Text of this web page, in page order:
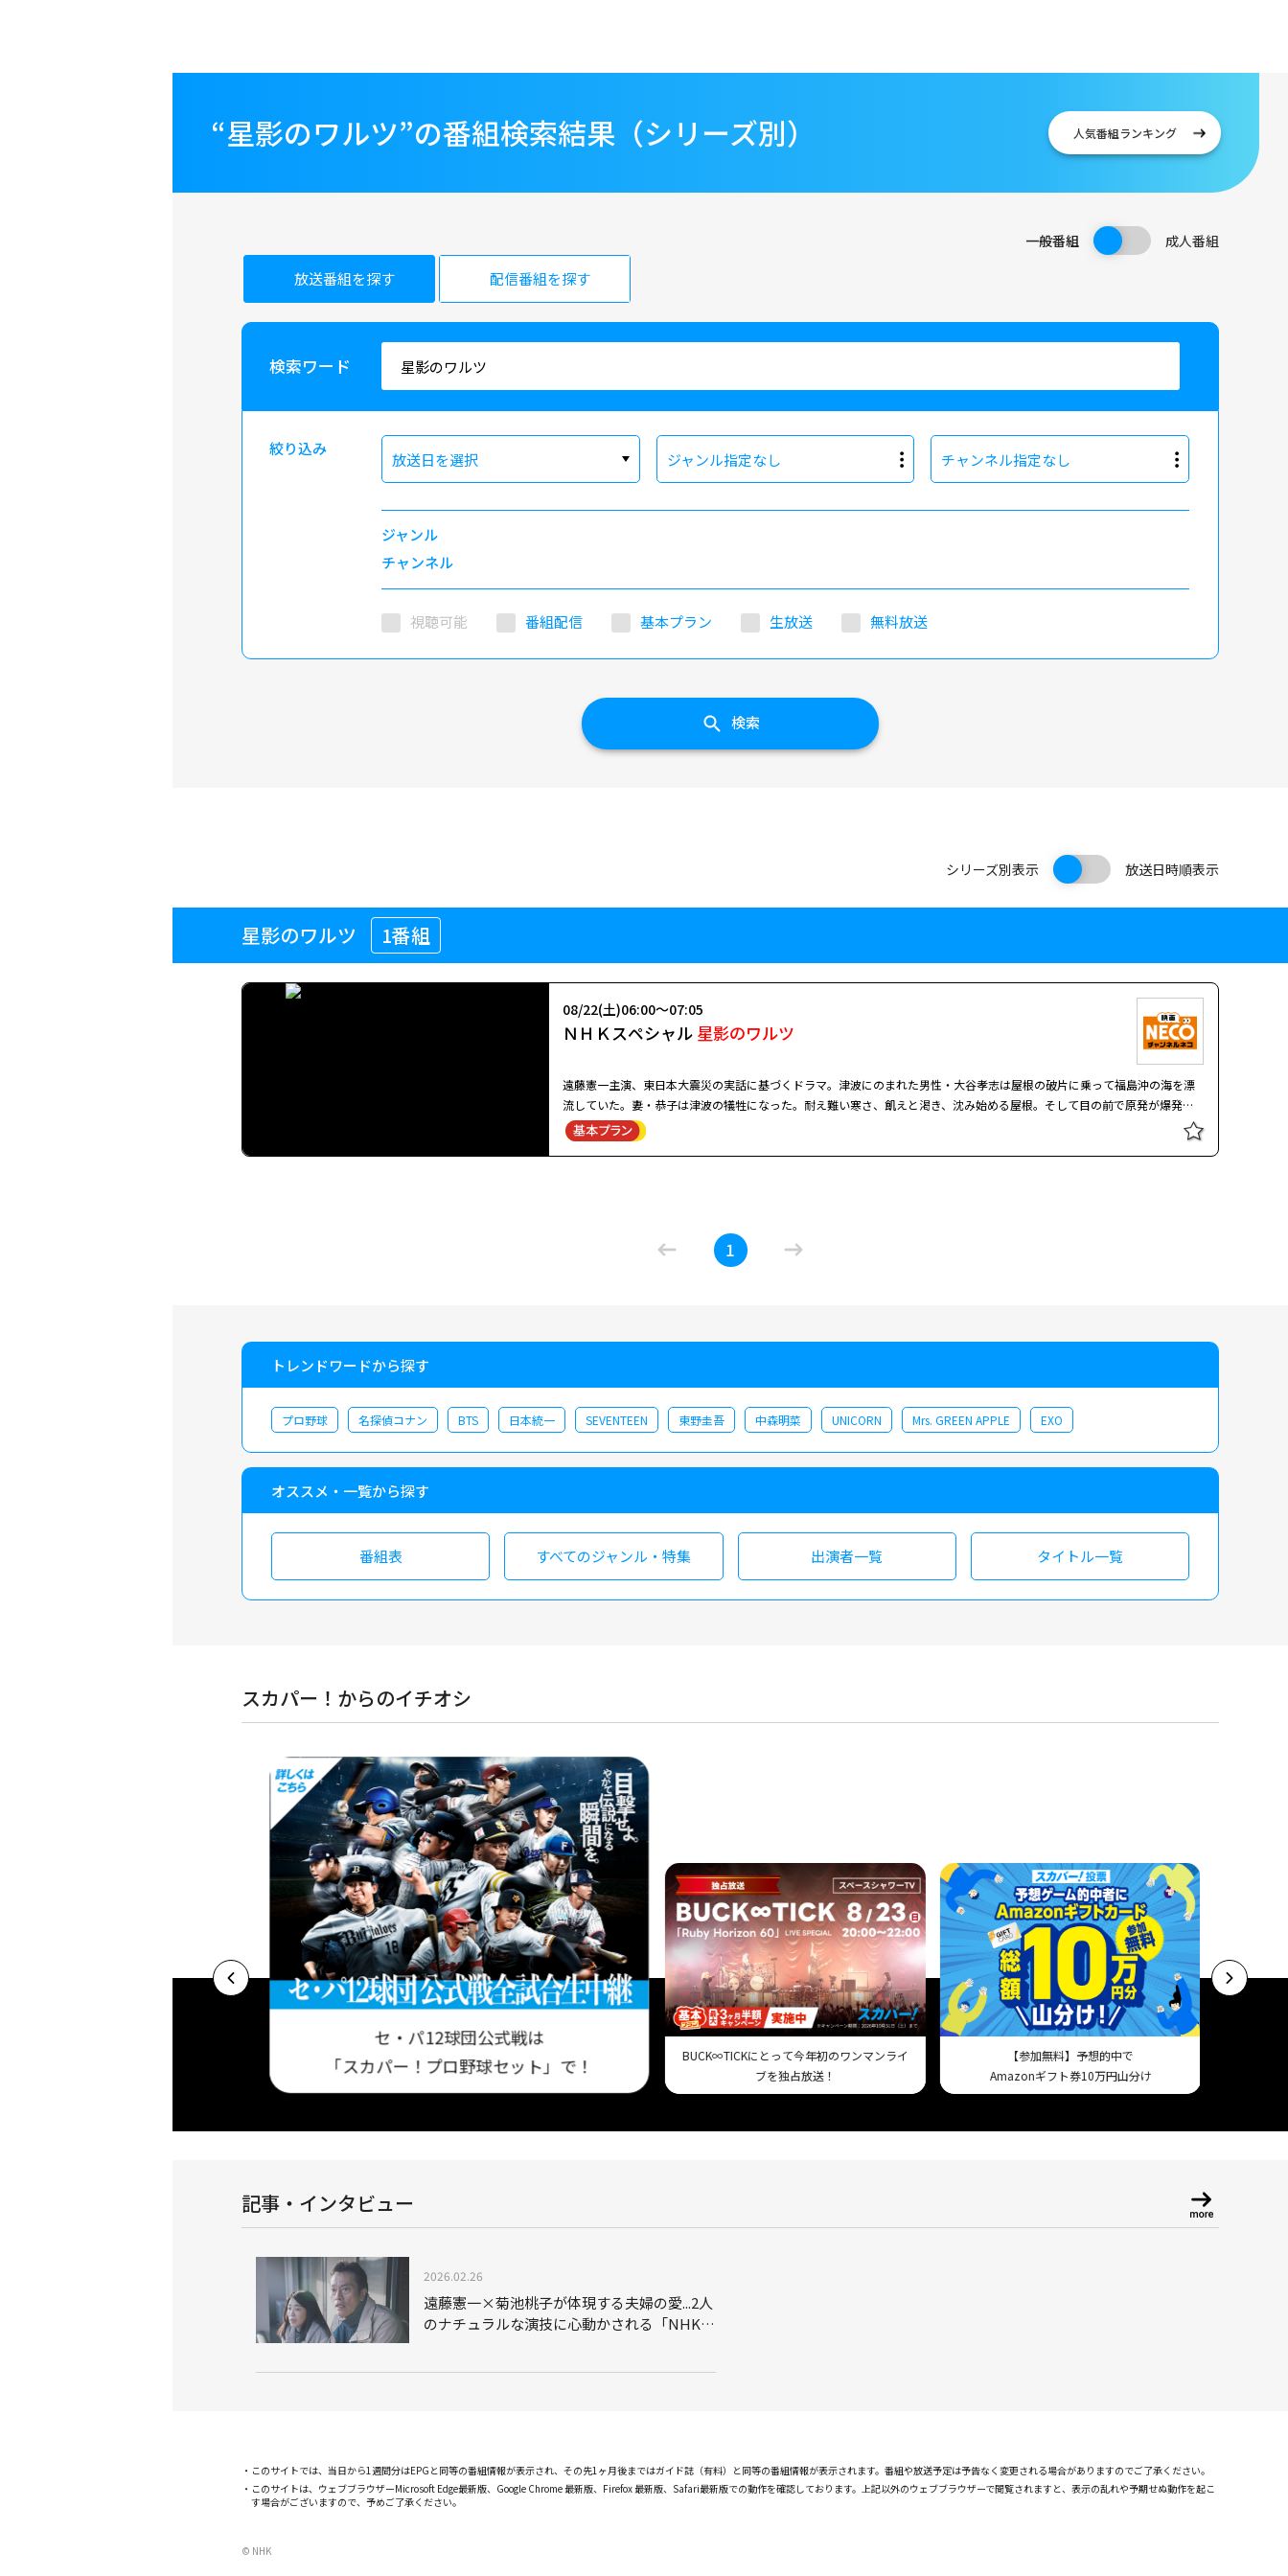
“星影のワルツ”の番組検索結果（シリーズ別） 人気番組ランキング
一般番組 成人番組
放送番組を探す 配信番組を探す
検索ワード
絞り込み
放送日を選択 ジャンル指定なし チャンネル指定なし
ジャンル
チャンネル
視聴可能 番組配信 基本プラン 生放送 無料放送
検索
シリーズ別表示 放送日時順表示
星影のワルツ 1番組
ＮＨＫスペシャル 星影のワルツ
08/22(土)06:00～07:05
遠藤憲一主演、東日本大震災の実話に基づくドラマ。津波にのまれた男性・大谷孝志は屋根の破片に乗って福島沖の海を漂
流していた。妻・恭子は津波の犠牲になった。耐え難い寒さ、飢えと渇き、沈み始める屋根。そして目の前で原発が爆発。
死を覚悟するたびに希望をつなぐ品が奇跡のように漂着した。「恭子、生きろというのか」。救助されるまでの三日間、実
際のニュース映像を交え、人間の底力と家族の絆を描く。
1
トレンドワードから探す
プロ野球 名探偵コナン BTS 日本統一 SEVENTEEN 東野圭吾 中森明菜 UNICORN Mrs. GREEN APPLE EXO
オススメ・一覧から探す
番組表 すべてのジャンル・特集 出演者一覧 タイトル一覧
スカパー！からのイチオシ
セ・パ12球団公式戦は
「スカパー！プロ野球セット」で！
BUCK∞TICKにとって今年初のワンマンライ
ブを独占放送！
【参加無料】予想的中で
Amazonギフト券10万円山分け
記事・インタビュー
2026.02.26
遠藤憲一×菊池桃子が体現する夫婦の愛...2人
のナチュラルな演技に心動かされる「NHKス
このサイトでは、当日から1週間分はEPGと同等の番組情報が表示され、その先1ヶ月後まではガイド誌（有料）と同等の番組情報が表示されます。番組や放送予定は予告なく変更される場合がありますのでご了承ください。
このサイトは、ウェブブラウザーMicrosoft Edge最新版、Google Chrome 最新版、Firefox 最新版、Safari最新版での動作を確認しております。上記以外のウェブブラウザーで閲覧されますと、表示の乱れや予期せぬ動作を起こ
す場合がございますので、予めご了承ください。
© NHK